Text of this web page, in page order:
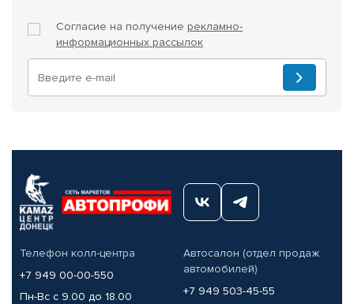
Согласие на получение рекламно-
информационных рассылок
Телефон колл-центра
+7 949 00-00-550
Пн-Вс с 9.00 до 18.00
Автосалон (отдел продаж
автомобилей)
+7 949 503-45-55